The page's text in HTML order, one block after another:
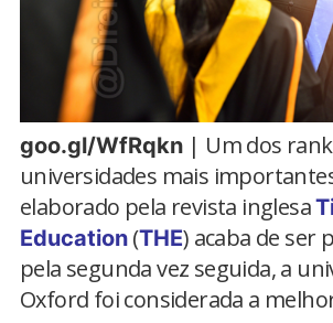
goo.gl/WfRqkn | Um dos
universidades mais
elaborado pela revista inglesa
Education (THE) acaba de ser
pela segunda vez seguida, a
Oxford foi considerada a